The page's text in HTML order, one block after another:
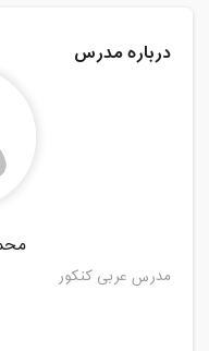
درباره مدرس
مدرس عربی کنکور